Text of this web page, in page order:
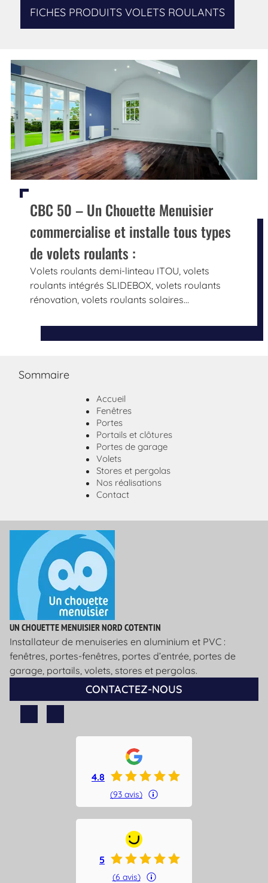
FICHES PRODUITS VOLETS ROULANTS
CBC 50 – Un Chouette Menuisier
commercialise et installe tous types
de volets roulants :
Volets roulants demi-linteau ITOU, volets
roulants intégrés SLIDEBOX, volets roulants
rénovation, volets roulants solaires…
Sommaire
Accueil
Fenêtres
Portes
Portails et clôtures
Portes de garage
Volets
Stores et pergolas
Nos réalisations
Contact
UN CHOUETTE MENUISIER NORD COTENTIN
Installateur de menuiseries en aluminium et PVC :
fenêtres, portes-fenêtres, portes d’entrée, portes de
garage, portails, volets, stores et pergolas.
CONTACTEZ-NOUS
4.8
(93 avis)
5
(6 avis)